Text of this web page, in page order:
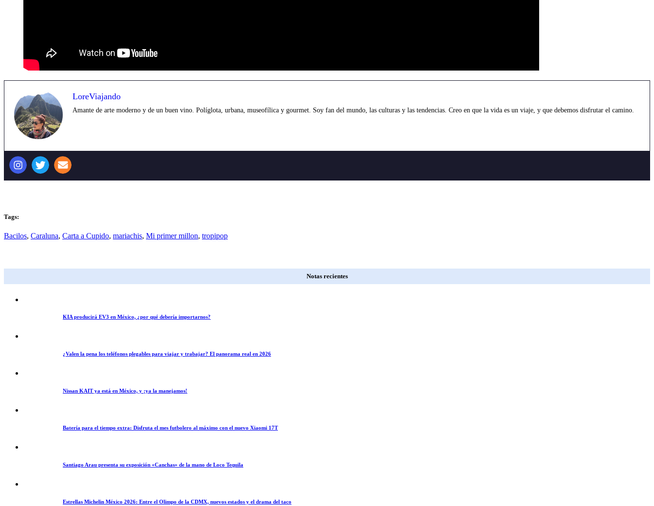
LoreViajando
Amante de arte moderno y de un buen vino. Políglota, urbana, museofílica y gourmet. Soy fan del mundo, las culturas y las tendencias. Creo en que la vida es un viaje, y que debemos disfrutar el camino.
Tags:
Bacilos, Caraluna, Carta a Cupido, mariachis, Mi primer millon, tropipop
Notas recientes
KIA producirá EV3 en México, ¿por qué debería importarnos?
¿Valen la pena los teléfonos plegables para viajar y trabajar? El panorama real en 2026
Nissan KAIT ya está en México, y ¡ya la manejamos!
Batería para el tiempo extra: Disfruta el mes futbolero al máximo con el nuevo Xiaomi 17T
Santiago Arau presenta su exposición «Canchas» de la mano de Loco Tequila
Estrellas Michelin México 2026: Entre el Olimpo de la CDMX, nuevos estados y el drama del taco